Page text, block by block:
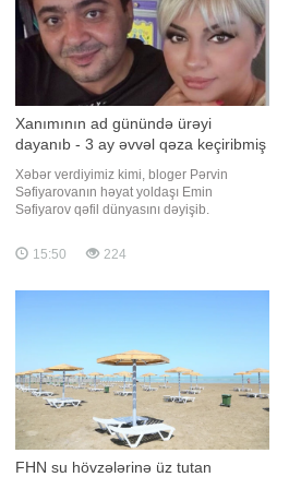
Xanımının ad günündə ürəyi
dayanıb - 3 ay əvvəl qəza keçiribmiş
Xəbər verdiyimiz kimi, bloger Pərvin
Səfiyarovanın həyat yoldaşı Emin
Səfiyarov qəfil dünyasını dəyişib.
bacısı, keçmiş vizajist Nərmin İbrahimova
onun ölümü ilə bağlı bəzi məqamları
15:50 224
FHN su hövzələrinə üz tutan